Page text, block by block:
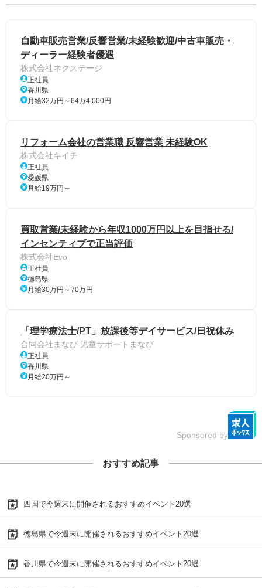
自動車販売営業/反響営業/未経験歓迎/中古車販売・
ディーラー経験者優遇
株式会社ネクステージ
正社員
香川県
月給32万円～64万4,000円
リフォーム会社の営業職 反響営業 未経験OK
株式会社キイチ
正社員
愛媛県
月給19万円～
買取営業/未経験から年収1000万円以上を目指せる/
インセンティブで正当評価
株式会社Evo
正社員
徳島県
月給30万円～70万円
「理学療法士/PT」放課後等デイサービス/日祝休み
合同会社まなび 児童サポートまなび
正社員
香川県
月給20万円～
Sponsored by
おすすめ記事
四国で今週末に開催されるおすすめイベント20選
徳島県で今週末に開催されるおすすめイベント20選
香川県で今週末に開催されるおすすめイベント20選